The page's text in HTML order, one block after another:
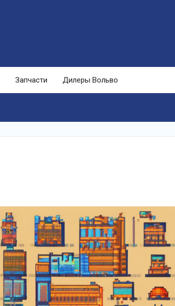
Запчасти Дилеры Вольво